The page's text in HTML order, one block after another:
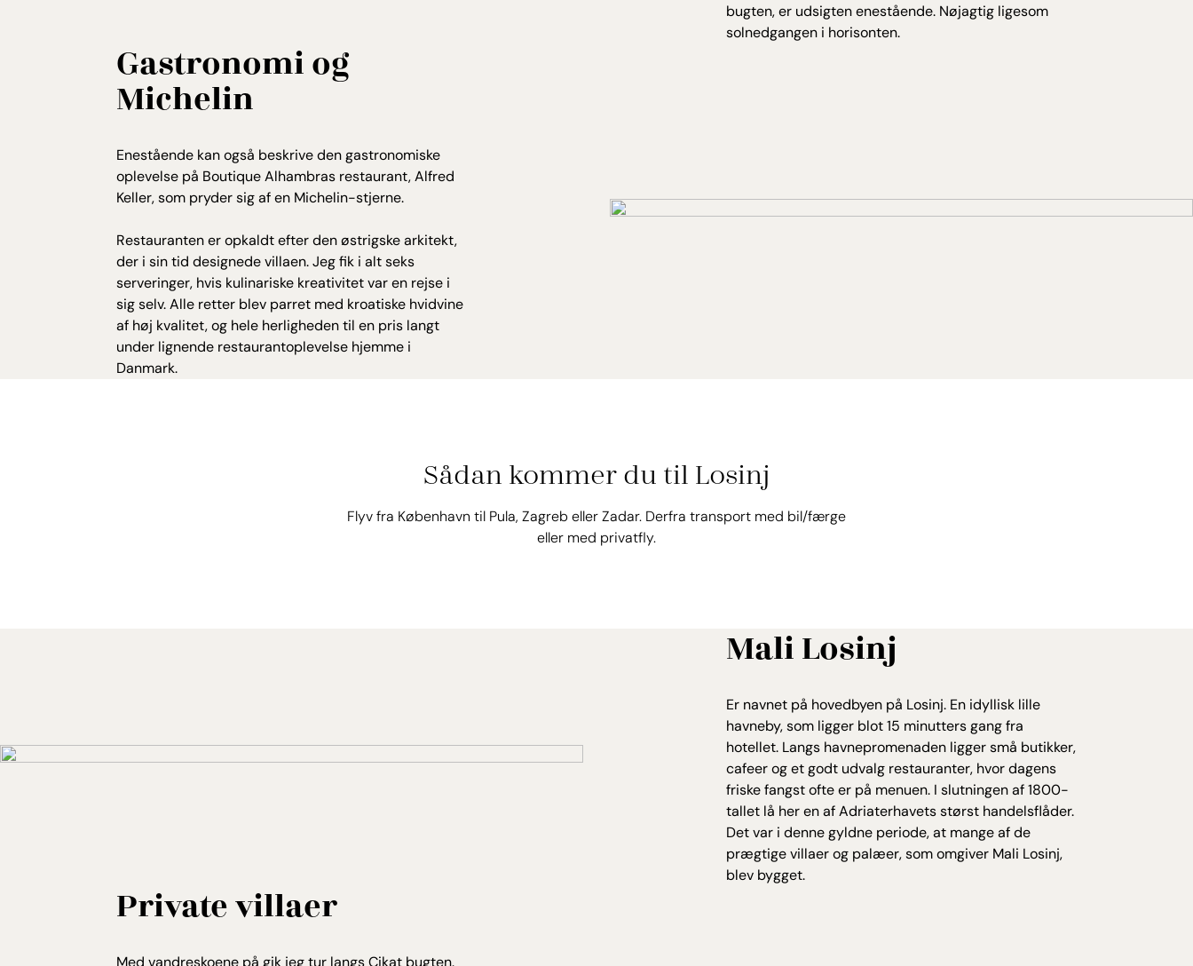
bugten, er udsigten enestående. Nøjagtig ligesom
solnedgangen i horisonten.
Gastronomi og
Michelin
Enestående kan også beskrive den gastronomiske
oplevelse på Boutique Alhambras restaurant, Alfred
Keller, som pryder sig af en Michelin-stjerne.
Restauranten er opkaldt efter den østrigske arkitekt,
der i sin tid designede villaen. Jeg fik i alt seks
serveringer, hvis kulinariske kreativitet var en rejse i
sig selv. Alle retter blev parret med kroatiske hvidvine
af høj kvalitet, og hele herligheden til en pris langt
under lignende restaurantoplevelse hjemme i
Danmark.
Sådan kommer du til Losinj
Flyv fra København til Pula, Zagreb eller Zadar. Derfra transport med bil/færge
eller med privatfly.
Mali Losinj
Er navnet på hovedbyen på Losinj. En idyllisk lille
havneby, som ligger blot 15 minutters gang fra
hotellet. Langs havnepromenaden ligger små butikker,
cafeer og et godt udvalg restauranter, hvor dagens
friske fangst ofte er på menuen. I slutningen af 1800-
tallet lå her en af Adriaterhavets størst handelsflåder.
Det var i denne gyldne periode, at mange af de
prægtige villaer og palæer, som omgiver Mali Losinj,
blev bygget.
Private villaer
Med vandreskoene på gik jeg tur langs Cikat bugten.